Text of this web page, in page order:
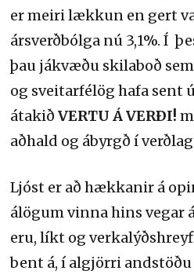
er meiri lækkun en gert
ársverðbólga nú 3,1%. Í
þau jákvæðu skilaboð
og sveitarfélög hafa sent
átakiðVERTU Á VERÐI!
aðhald og ábyrgð í
Ljóst er að hækkanir á
álögum vinna hins vegar
eru, líkt og
bent á, í algjörri